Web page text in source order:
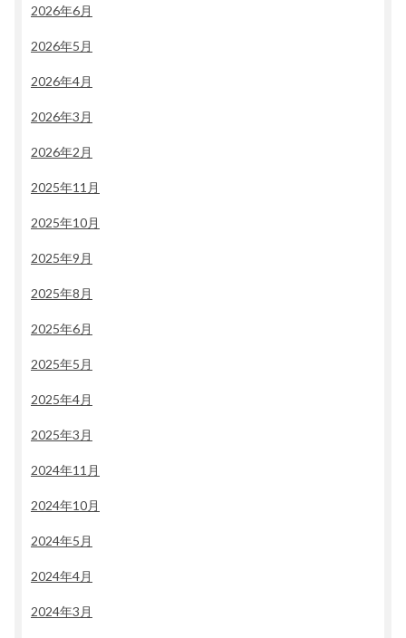
2026年6月
2026年5月
2026年4月
2026年3月
2026年2月
2025年11月
2025年10月
2025年9月
2025年8月
2025年6月
2025年5月
2025年4月
2025年3月
2024年11月
2024年10月
2024年5月
2024年4月
2024年3月